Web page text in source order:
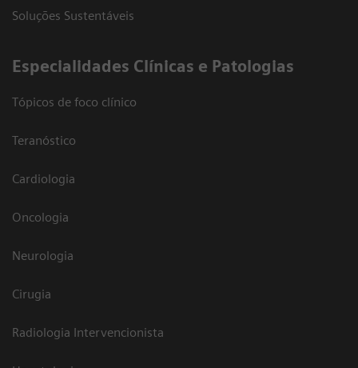
Soluções Sustentáveis
​Especialidades Clínicas e Patologias
Tópicos de foco clínico
Teranóstico
Cardiologia
Oncologia
Neurologia
Cirugia
Radiologia Intervencionista